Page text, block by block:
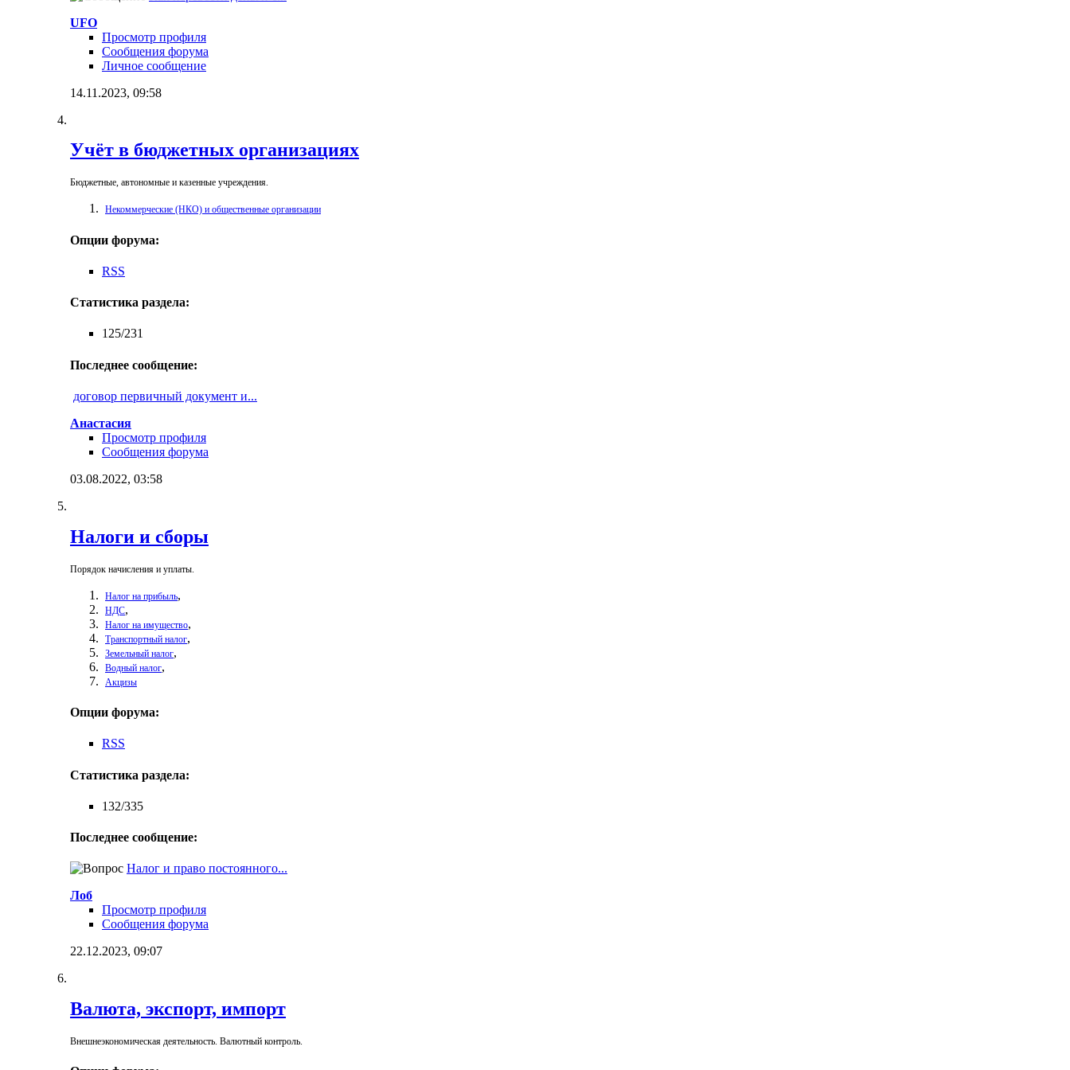
UFO
Просмотр профиля
Сообщения форума
Личное сообщение
14.11.2023, 09:58
Учёт в бюджетных организациях
Бюджетные, автономные и казенные учреждения.
Некоммерческие (НКО) и общественные организации
Опции форума:
RSS
Статистика раздела:
125/231
Последнее сообщение:
договор первичный документ и...
Анастасия
Просмотр профиля
Сообщения форума
03.08.2022, 03:58
Налоги и сборы
Порядок начисления и уплаты.
Налог на прибыль,
НДС,
Налог на имущество,
Транспортный налог,
Земельный налог,
Водный налог,
Акцизы
Опции форума:
RSS
Статистика раздела:
132/335
Последнее сообщение:
Налог и право постоянного...
Лоб
Просмотр профиля
Сообщения форума
22.12.2023, 09:07
Валюта, экспорт, импорт
Внешнеэкономическая деятельность. Валютный контроль.